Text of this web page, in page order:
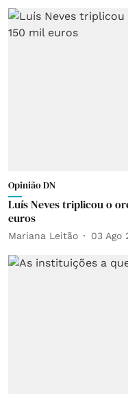
Opinião DN
Luís Neves triplicou o
euros
Mariana Leitão 03 Ago